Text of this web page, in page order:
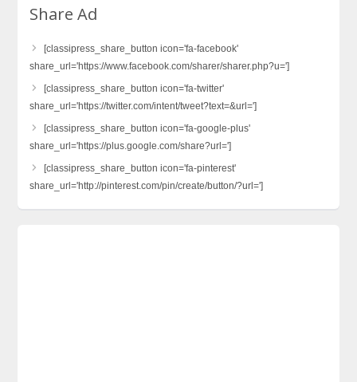
Share Ad
[classipress_share_button icon='fa-facebook'
share_url='https://www.facebook.com/sharer/sharer.php?u=']
[classipress_share_button icon='fa-twitter'
share_url='https://twitter.com/intent/tweet?text=&url=']
[classipress_share_button icon='fa-google-plus'
share_url='https://plus.google.com/share?url=']
[classipress_share_button icon='fa-pinterest'
share_url='http://pinterest.com/pin/create/button/?url=']